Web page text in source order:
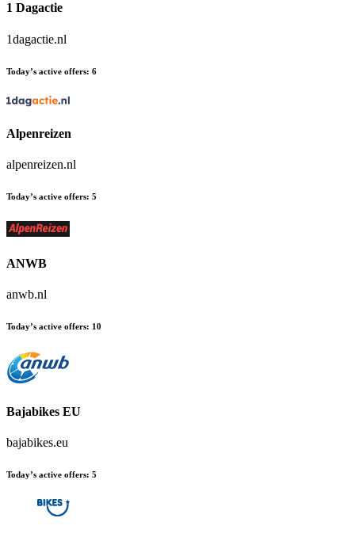
1 Dagactie
1dagactie.nl
Today’s active offers: 6
Alpenreizen
alpenreizen.nl
Today’s active offers: 5
ANWB
anwb.nl
Today’s active offers: 10
Bajabikes EU
bajabikes.eu
Today’s active offers: 5